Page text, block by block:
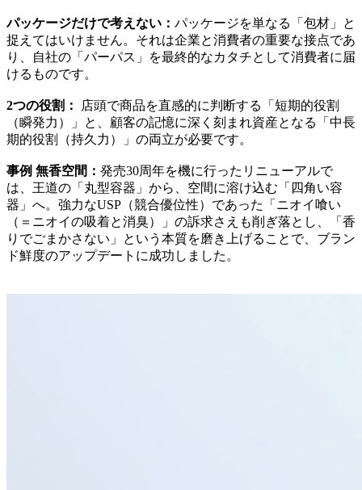
パッケージだけで考えない： パッケージを単なる「包材」と
捉えてはいけません。それは企業と消費者の重要な接点であ
り、自社の「パーパス」を最終的なカタチとして消費者に届
けるものです。
2つの役割：
店頭で商品を直感的に判断する「短期的役割
（瞬発力）」と、顧客の記憶に深く刻まれ資産となる「中長
期的役割（持久力）」の両立が必要です。
事例 無香空間： 発売30周年を機に行ったリニューアルで
は、王道の「丸型容器」から、空間に溶け込む「四角い容
器」へ。強力なUSP（競合優位性）であった「ニオイ喰い
（＝ニオイの吸着と消臭）」の訴求さえも削ぎ落とし、「香
りでごまかさない」という本質を磨き上げることで、ブラン
ド鮮度のアップデートに成功しました。